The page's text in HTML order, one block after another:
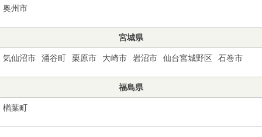
奥州市
宮城県
気仙沼市 涌谷町 栗原市 大崎市 岩沼市 仙台宮城野区 石巻市
福島県
楢葉町